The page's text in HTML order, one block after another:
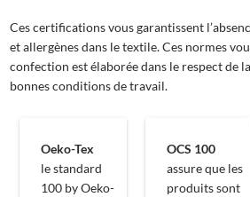
Ces certifications vous garantissent
et allergènes dans le textile. Ces normes
confection est élaborée dans le respect de
bonnes conditions de travail.
Oeko-Tex
le standard
100 by Oeko-
OCS 100
assure que les
produits sont